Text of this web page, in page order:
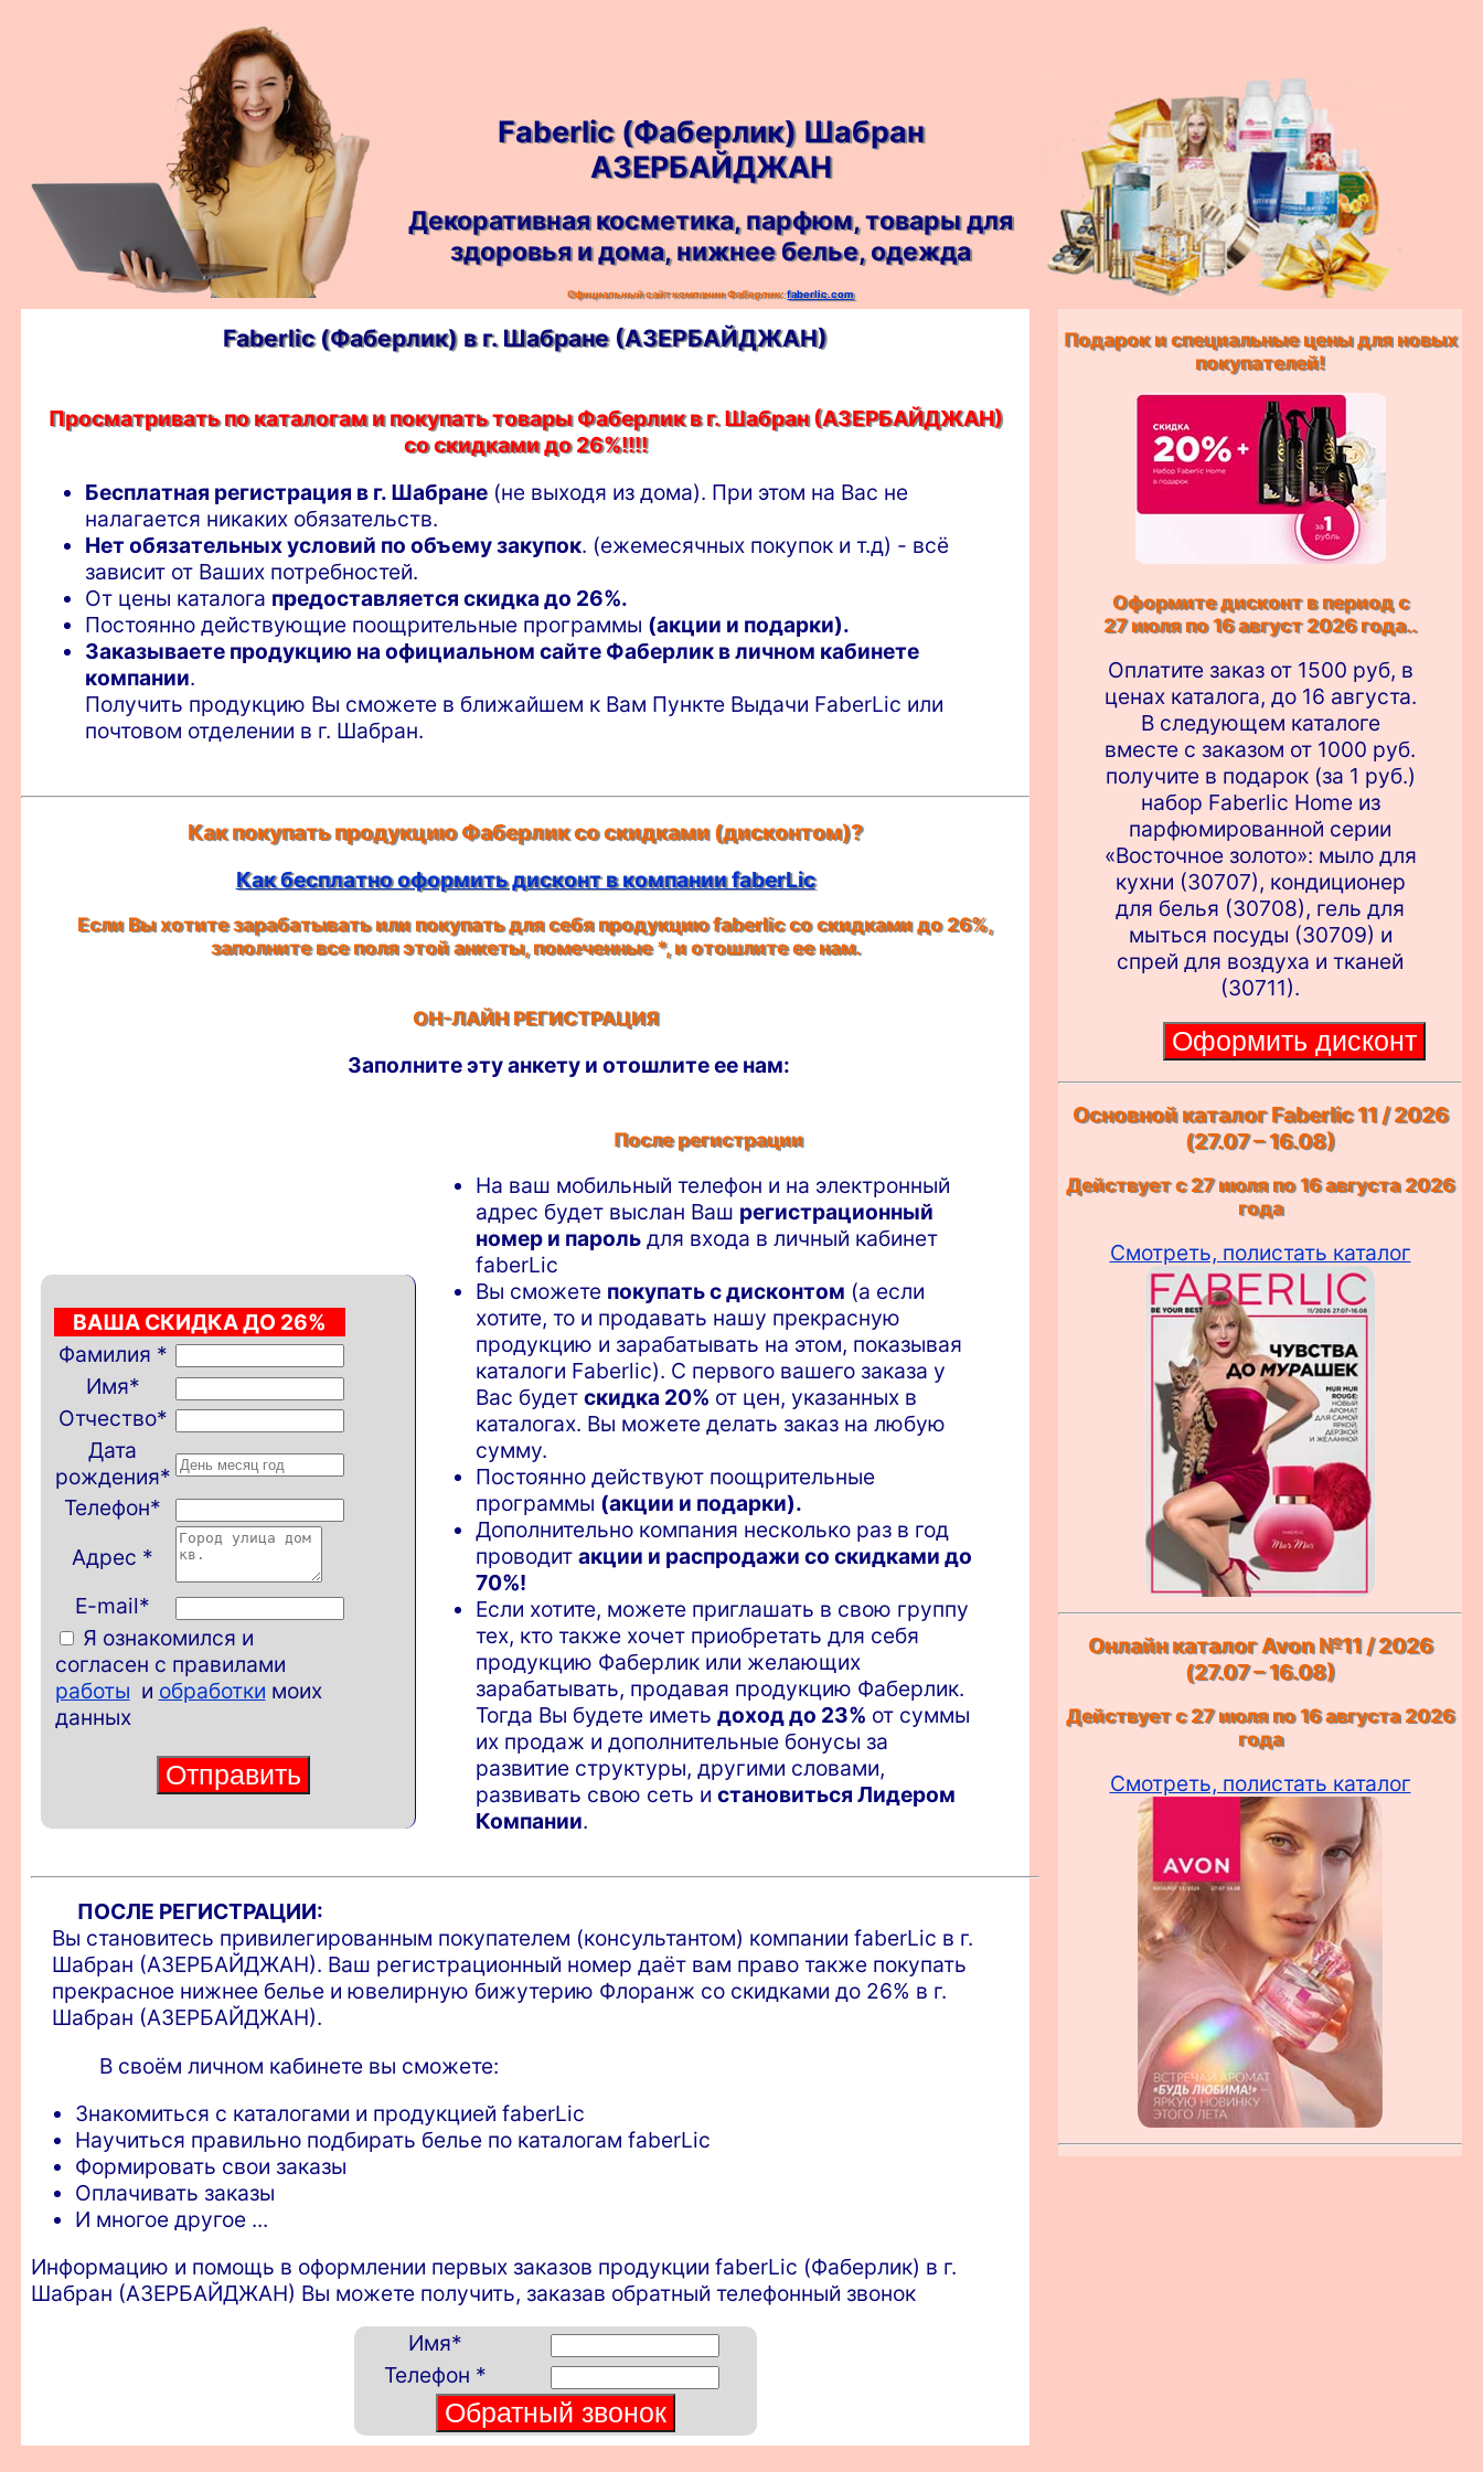
Faberlic (Фаберлик) Шабран
АЗЕРБАЙДЖАН
Декоративная косметика, парфюм, товары для
здоровья и дома, нижнее белье, одежда
Официальный сайт компании Фаберлик:faberlic.com
Faberlic (Фаберлик) в г. Шабране (АЗЕРБАЙДЖАН)
Просматривать по каталогам и покупать товары Фаберлик в г. Шабран (АЗЕРБАЙДЖАН)
со скидками до 26%!!!!
Бесплатная регистрация в г. Шабране (не выходя из дома). При этом на Вас не
налагается никаких обязательств.
Нет обязательных условий по объему закупок. (ежемесячных покупок и т.д) - всё
зависит от Ваших потребностей.
От цены каталога предоставляется скидка до 26%.
Постоянно действующие поощрительные программы (акции и подарки).
Заказываете продукцию на официальном сайте Фаберлик в личном кабинете
компании.
Получить продукцию Вы сможете в ближайшем к Вам Пункте Выдачи FaberLic или
почтовом отделении в г. Шабран.
Как покупать продукцию Фаберлик со скидками (дисконтом)?
Как бесплатно оформить дисконт в компании faberLic
Если Вы хотите зарабатывать или покупать для себя продукцию faberlic со скидками до 26%,
заполните все поля этой анкеты, помеченные*, и отошлите ее нам.
ОН-ЛАЙН РЕГИСТРАЦИЯ
Заполните эту анкету и отошлите ее нам:
ВАША СКИДКА ДО 26%
Фамилия *
Имя*
Отчество*
Дата
рождения*
Телефон*
Адрес *
E-mail*
Я ознакомился и
согласен с правилами
работы и обработки моих
данных
После регистрации
На ваш мобильный телефон и на электронный
адрес будет выслан Ваш регистрационный
номер и парольдля входа в личный кабинет
faberLic
Вы сможете покупать с дисконтом (а если
хотите, то и продавать нашу прекрасную
продукцию и зарабатывать на этом, показывая
каталоги Faberlic). С первого вашего заказа у
Вас будет скидка 20% от цен, указанных в
каталогах. Вы можете делать заказ на любую
сумму.
Постоянно действуют поощрительные
программы (акции и подарки).
Дополнительно компания несколько раз в год
проводит акции и распродажи со скидками до
70%!
Если хотите, можете приглашать в свою группу
тех, кто также хочет приобретать для себя
продукцию Фаберлик или желающих
зарабатывать, продавая продукцию Фаберлик.
Тогда Вы будете иметь доход до 23% от суммы
их продаж и дополнительные бонусы за
развитие структуры, другими словами,
развивать свою сеть и становиться Лидером
Компании.
ПОСЛЕ РЕГИСТРАЦИИ:
Вы становитесь привилегированным покупателем (консультантом) компании faberLic в г.
Шабран (АЗЕРБАЙДЖАН). Ваш регистрационный номер даёт вам право также покупать
прекрасное нижнее белье и ювелирную бижутерию Флоранж со скидками до 26% в г.
Шабран (АЗЕРБАЙДЖАН).
В своём личном кабинете вы сможете:
Знакомиться с каталогами и продукцией faberLic
Научиться правильно подбирать белье по каталогам faberLic
Формировать свои заказы
Оплачивать заказы
И многое другое ...
Информацию и помощь в оформлении первых заказов продукции faberLic (Фаберлик) в г.
Шабран (АЗЕРБАЙДЖАН) Вы можете получить, заказав обратный телефонный звонок
Имя*
Телефон *
Подарок и специальные цены для новых
покупателей!
Оформите дисконт в период с
27 июля по 16 август 2026 года..
Оплатите заказ от 1500 руб, в
ценах каталога, до 16 августа.
В следующем каталоге
вместе с заказом от 1000 руб.
получите в подарок (за 1 руб.)
набор Faberlic Home из
парфюмированной серии
«Восточное золото»: мыло для
кухни (30707), кондиционер
для белья (30708), гель для
мыться посуды (30709) и
спрей для воздуха и тканей
(30711).
Основной каталог Faberlic 11 / 2026
(27.07 – 16.08)
Действует с 27 июля по 16 августа 2026
года
Смотреть, полистать каталог
Онлайн каталог Avon №11 / 2026
(27.07 – 16.08)
Действует с 27 июля по 16 августа 2026
года
Смотреть, полистать каталог